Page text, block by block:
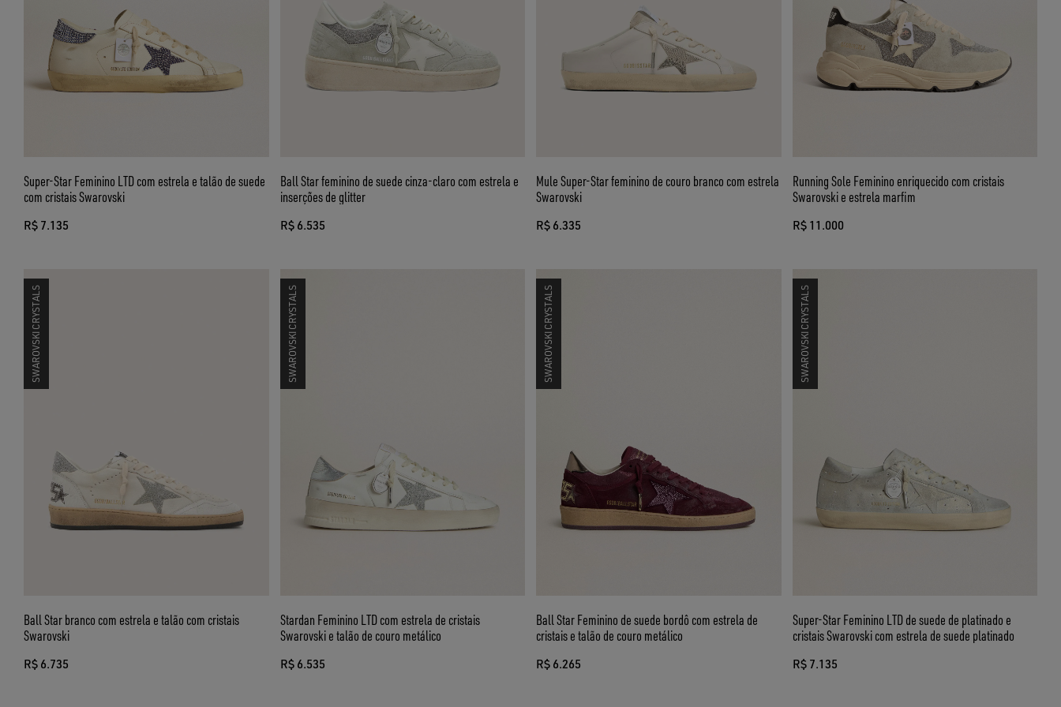
Super-Star Feminino LTD com estrela e talão de suede
com cristais Swarovski
R$ 7.135
Ball Star feminino de suede cinza-claro com estrela e
inserções de glitter
R$ 6.535
Mule Super-Star feminino de couro branco com estrela
Swarovski
R$ 6.335
Running Sole Feminino enriquecido com cristais
Swarovski e estrela marfim
R$ 11.000
SWAROVSKI CRYSTALS
Ball Star branco com estrela e talão com cristais
Swarovski
R$ 6.735
SWAROVSKI CRYSTALS
Stardan Feminino LTD com estrela de cristais
Swarovski e talão de couro metálico
R$ 6.535
SWAROVSKI CRYSTALS
Ball Star Feminino de suede bordô com estrela de
cristais e talão de couro metálico
R$ 6.265
SWAROVSKI CRYSTALS
Super-Star Feminino LTD de suede de platinado e
cristais Swarovski com estrela de suede platinado
R$ 7.135